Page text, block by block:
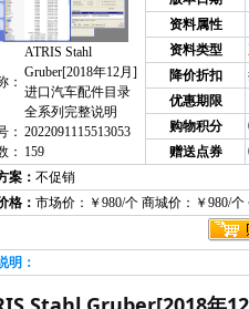
ATRIS Stahl
Gruber[2018年12月]
进口汽车配件目录
全系列完整说明
2022091115513053
： 159
资料属性
资料类型
降价折扣
优惠期限
购物积分
赠送点券
案： 不促销
格： 市场价：￥980/个 商城价：￥980/个
明：